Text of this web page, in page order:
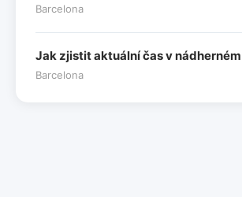
Barcelona
Jak zjistit aktuální čas v
Barcelona